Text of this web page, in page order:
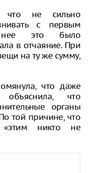
что не сильно
с первым
это было
в отчаяние. При
на ту же сумму,
что даже
что
органы
той причине, что
никто не